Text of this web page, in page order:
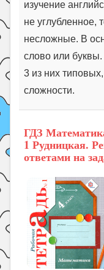
изучение
не углубленное,
несложные. В
слово или
3 из них
сложности.
ГДЗ
1 Рудницкая.
ответами на